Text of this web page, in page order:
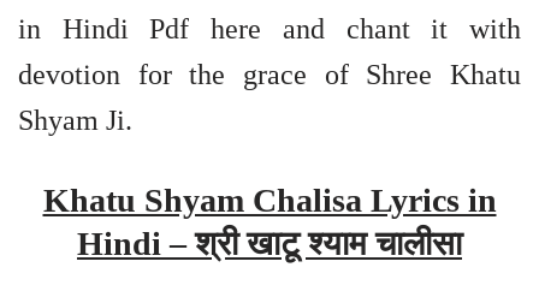
in Hindi Pdf here and chant it with
devotion for the grace of Shree Khatu
Shyam Ji.
Khatu Shyam Chalisa Lyrics in
Hindi – श्री खाटू श्याम चालीसा